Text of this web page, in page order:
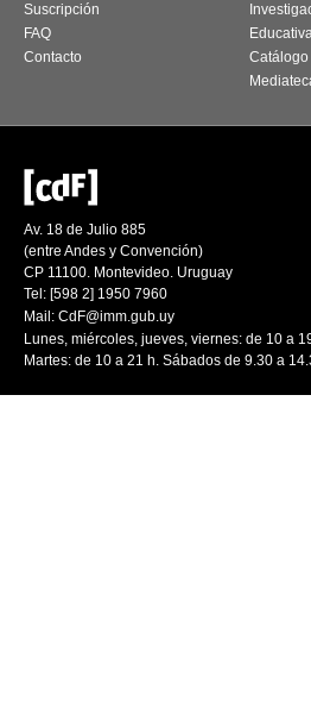
Suscripción
FAQ
Contacto
Catálogo
Av. 18 de Julio 885
(entre Andes y Convención)
CP 11100. Montevideo. Uruguay
Tel: [598 2] 1950 7960
Mail: CdF@imm.gub.uy
Lunes, miércoles, jueves, viernes: de 10 a
Martes: de 10 a 21 h. Sábados de 9.30 a